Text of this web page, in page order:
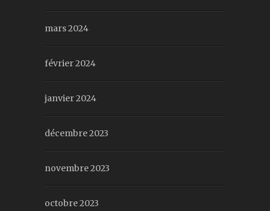
mars 2024
février 2024
janvier 2024
décembre 2023
novembre 2023
octobre 2023